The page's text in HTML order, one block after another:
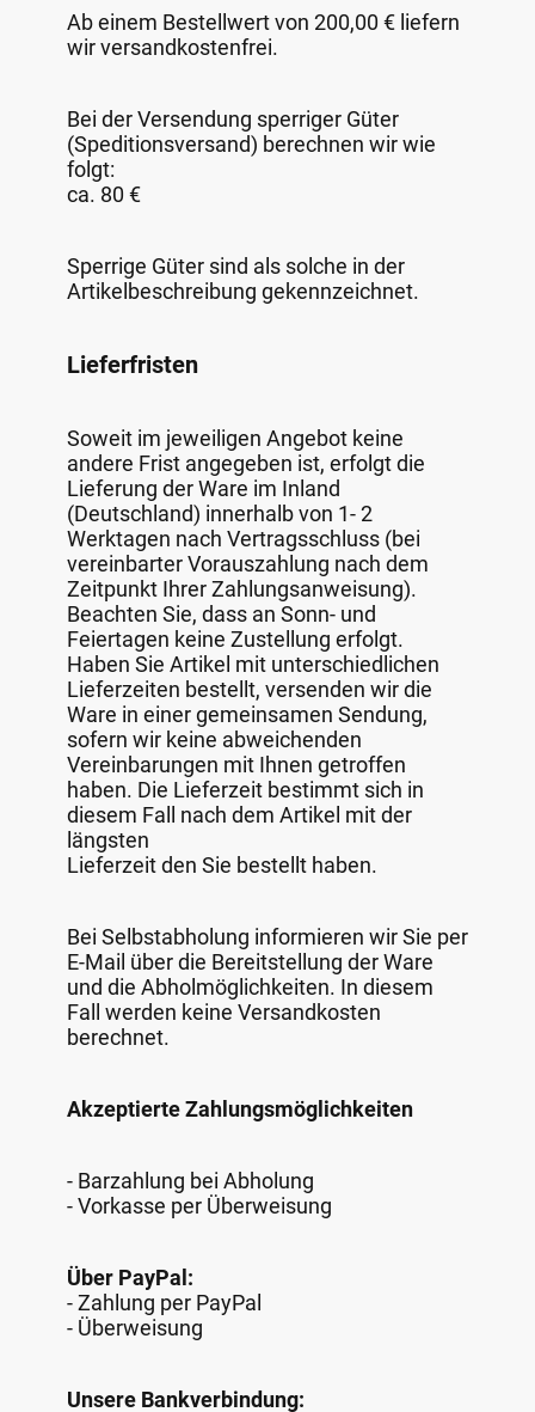
Ab einem Bestellwert von 200,00 € liefern
wir versandkostenfrei.
Bei der Versendung sperriger Güter
(Speditionsversand) berechnen wir wie
folgt:
ca. 80 €
Sperrige Güter sind als solche in der
Artikelbeschreibung gekennzeichnet.
Lieferfristen
Soweit im jeweiligen Angebot keine
andere Frist angegeben ist, erfolgt die
Lieferung der Ware im Inland
(Deutschland) innerhalb von 1- 2
Werktagen nach Vertragsschluss (bei
vereinbarter Vorauszahlung nach dem
Zeitpunkt Ihrer Zahlungsanweisung).
Beachten Sie, dass an Sonn- und
Feiertagen keine Zustellung erfolgt.
Haben Sie Artikel mit unterschiedlichen
Lieferzeiten bestellt, versenden wir die
Ware in einer gemeinsamen Sendung,
sofern wir keine abweichenden
Vereinbarungen mit Ihnen getroffen
haben. Die Lieferzeit bestimmt sich in
diesem Fall nach dem Artikel mit der
längsten
Lieferzeit den Sie bestellt haben.
Bei Selbstabholung informieren wir Sie per
E-Mail über die Bereitstellung der Ware
und die Abholmöglichkeiten. In diesem
Fall werden keine Versandkosten
berechnet.
Akzeptierte Zahlungsmöglichkeiten
- Barzahlung bei Abholung
- Vorkasse per Überweisung
Über PayPal:
- Zahlung per PayPal
- Überweisung
Unsere Bankverbindung: